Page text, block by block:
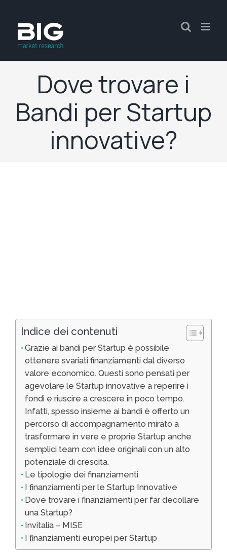
Dove trovare i
Bandi per Startup
innovative?
Indice dei contenuti
Grazie ai bandi per Startup è possibile
ottenere svariati finanziamenti dal diverso
valore economico. Questi sono pensati per
agevolare le Startup innovative a reperire i
fondi e riuscire a crescere in poco tempo.
Infatti, spesso insieme ai bandi è offerto un
percorso di accompagnamento mirato a
trasformare in vere e proprie Startup anche
semplici team con idee originali con un alto
potenziale di crescita.
Le tipologie dei finanziamenti
I finanziamenti per le Startup Innovative
Dove trovare i finanziamenti per far decollare
una Startup?
Invitalia – MISE
I finanziamenti europei per Startup